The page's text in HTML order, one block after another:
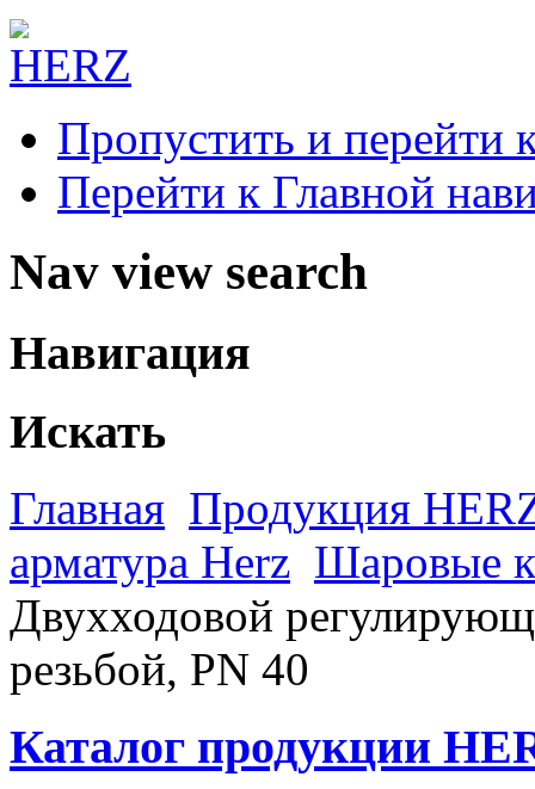
Пропустить и перейти
Перейти к Главной
Nav view search
Навигация
Искать
Главная Продукция
арматура Herz Шаровые
Двухходовой
резьбой, РN 40
Каталог продукции